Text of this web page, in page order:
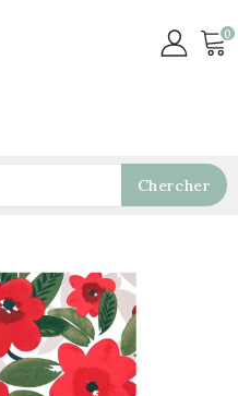
0
Chercher